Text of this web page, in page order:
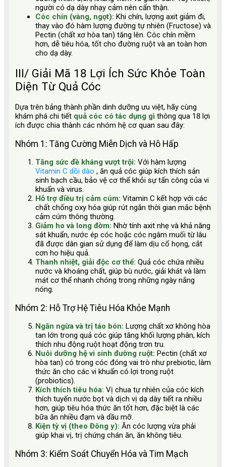
người có dạ dày nhạy cảm nên cẩn thận.
Cóc chín (vàng, ngọt): Khi chín, lượng axit giảm đi,
thay vào đó hàm lượng đường tự nhiên (Fructose) và
Pectin (chất xơ hòa tan) tăng lên. Cóc chín mềm
hơn, dễ tiêu hóa, tốt cho đường ruột và an toàn hơn
cho dạ dày.
III/ Giải Mã 18 Lợi Ích Sức Khỏe Toàn
Diện Từ Quả Cóc
Dựa trên bảng thành phần dinh dưỡng ưu việt, hãy cùng
khám phá chi tiết quả cóc có tác dụng gì thông qua 18 lợi
ích được chia thành các nhóm hệ cơ quan sau đây:
Nhóm 1: Tăng Cường Miễn Dịch và Hô Hấp
Tăng sức đề kháng vượt trội: Với hàm lượng
Vitamin C dồi dào , ăn quả cóc giúp kích thích sản
sinh bạch cầu, bảo vệ cơ thể khỏi sự tấn công của vi
khuẩn và virus.
Hỗ trợ điều trị cảm cúm: Vitamin C kết hợp với các
chất chống oxy hóa giúp rút ngắn thời gian mắc bệnh
cảm cúm thông thường.
Giảm ho và long đờm: Nhờ tính axit nhẹ và khả năng
sát khuẩn, nước ép cóc hoặc cóc ngâm muối từ lâu
đã được dân gian sử dụng để làm dịu cổ họng, cắt
cơn ho hiệu quả.
Thanh nhiệt, giải độc cơ thể: Quả cóc chứa nhiều
nước và khoáng chất, giúp bù nước, giải khát và làm
mát cơ thể nhanh chóng trong những ngày nắng
nóng.
Nhóm 2: Hỗ Trợ Hệ Tiêu Hóa Khỏe Mạnh
Ngăn ngừa và trị táo bón: Lượng chất xơ không hòa
tan lớn trong quả cóc giúp tăng khối lượng phân, kích
thích nhu động ruột hoạt động trơn tru.
Nuôi dưỡng hệ vi sinh đường ruột: Pectin (chất xơ
hòa tan) có trong cóc đóng vai trò như prebiotic, làm
thức ăn cho các vi khuẩn có lợi trong ruột
(probiotics).
Kích thích tiêu hóa: Vị chua tự nhiên của cóc kích
thích tuyến nước bọt và dịch vị dạ dày tiết ra nhiều
hơn, giúp tiêu hóa thức ăn tốt hơn, đặc biệt là các
bữa ăn nhiều đạm và dầu mỡ.
Kiện tỳ vị (theo Đông y): Ăn cóc lượng vừa phải
giúp khai vị, trị chứng chán ăn, ăn không tiêu.
Nhóm 3: Kiểm Soát Chuyển Hóa và Tim Mạch